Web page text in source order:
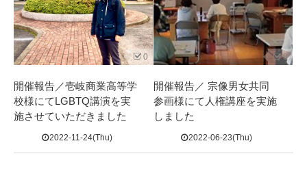
0
開催報告／壱岐商業高等学
校様にてLGBTQ講演を実
施させていただきました
2022-11-24(Thu)
0
開催報告／ 宗像男女共同
参画様にて人権講座を実施
しました
2022-06-23(Thu)